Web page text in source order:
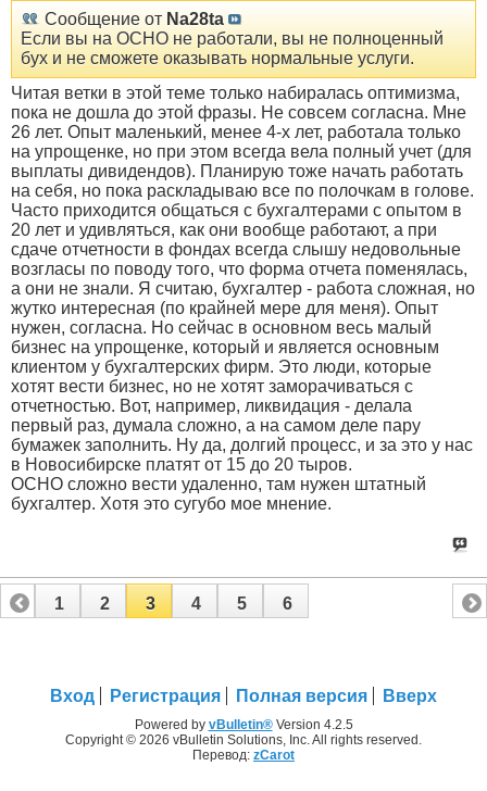
Сообщение от Na28ta
Если вы на ОСНО не работали, вы не полноценный
бух и не сможете оказывать нормальные услуги.
Читая ветки в этой теме только набиралась оптимизма,
пока не дошла до этой фразы. Не совсем согласна. Мне
26 лет. Опыт маленький, менее 4-х лет, работала только
на упрощенке, но при этом всегда вела полный учет (для
выплаты дивидендов). Планирую тоже начать работать
на себя, но пока раскладываю все по полочкам в голове.
Часто приходится общаться с бухгалтерами с опытом в
20 лет и удивляться, как они вообще работают, а при
сдаче отчетности в фондах всегда слышу недовольные
возгласы по поводу того, что форма отчета поменялась,
а они не знали. Я считаю, бухгалтер - работа сложная, но
жутко интересная (по крайней мере для меня). Опыт
нужен, согласна. Но сейчас в основном весь малый
бизнес на упрощенке, который и является основным
клиентом у бухгалтерских фирм. Это люди, которые
хотят вести бизнес, но не хотят заморачиваться с
отчетностью. Вот, например, ликвидация - делала
первый раз, думала сложно, а на самом деле пару
бумажек заполнить. Ну да, долгий процесс, и за это у нас
в Новосибирске платят от 15 до 20 тыров.
ОСНО сложно вести удаленно, там нужен штатный
бухгалтер. Хотя это сугубо мое мнение.
1 2 3 4 5 6
Вход Регистрация Полная версия Вверх
Powered by vBulletin®Version 4.2.5
Copyright © 2026 vBulletin Solutions, Inc. All rights reserved.
Перевод: zCarot